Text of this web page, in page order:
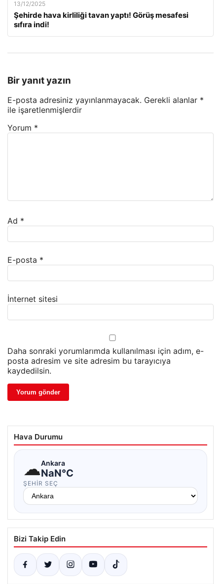
13/12/2025
Şehirde hava kirliliği tavan yaptı! Görüş mesafesi
sıfıra indi!
Bir yanıt yazın
E-posta adresiniz yayınlanmayacak. Gerekli alanlar *
ile işaretlenmişlerdir
Yorum *
Ad *
E-posta *
İnternet sitesi
Daha sonraki yorumlarımda kullanılması için adım, e-
posta adresim ve site adresim bu tarayıcıya
kaydedilsin.
Hava Durumu
☁Ankara
NaN°C
ŞEHIR SEÇ
Bizi Takip Edin